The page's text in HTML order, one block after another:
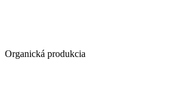
Organická produkcia